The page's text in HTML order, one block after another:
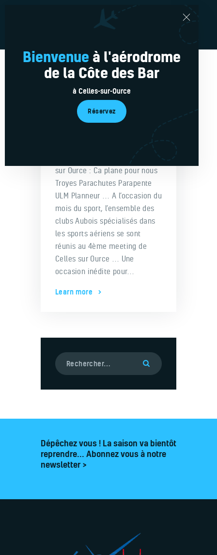
Réservations en ligne
Nos avions
Actu’
Contacts
Meeting aérien –
Octobre 2008
3
sur Ource : Ca plane pour nous
Troyes Parachutes Parapente
ULM Planneur … A l’occasion du
mois du sport, l’ensemble des
clubs Aubois spécialisés dans
les sports aériens se sont
réunis au 4ème meeting de
Celles sur Ource … Une
occasion inédite pour…
Learn more
Dépêchez vous ! La saison va bientôt
reprendre... Abonnez vous à notre
newsletter >
Bienvenue à l'aérodrome
de la Côte des Bar
à Celles-sur-Ource
Réservez